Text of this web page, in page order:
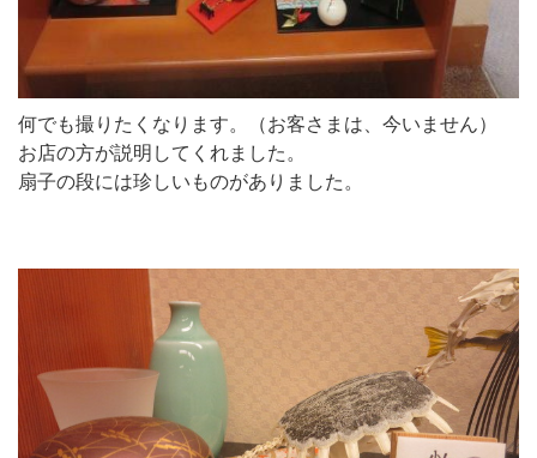
何でも撮りたくなります。（お客さまは、今いません）
お店の方が説明してくれました。
扇子の段には珍しいものがありました。